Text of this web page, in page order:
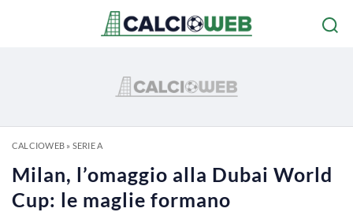
CALCIOWEB» SERIE A
Milan, l’omaggio alla Dubai World
Cup: le maglie formano